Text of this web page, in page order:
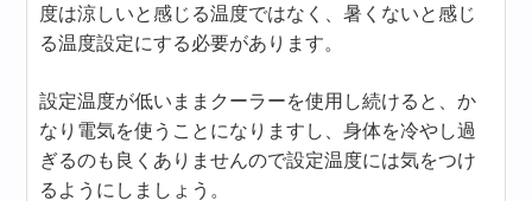
度は涼しいと感じる温度ではなく、暑くないと感じ
る温度設定にする必要があります。
設定温度が低いままクーラーを使用し続けると、か
なり電気を使うことになりますし、身体を冷やし過
ぎるのも良くありませんので設定温度には気をつけ
るようにしましょう。